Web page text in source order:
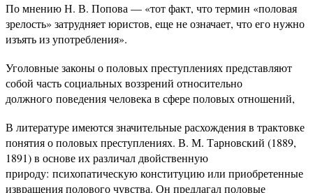
По мнению Н. В. Попова — «тот факт, что термин «половая
зрелость» затрудняет юристов, еще не означает, что его нужно
изъять из употребления».
Уголовные законы о половых преступлениях представляют
собой часть социальных воззрений относительно
должного поведения человека в сфере половых отношений,
В литературе имеются значительные расхождения в трактовке
понятия о половых преступлениях. В. М. Тарновский (1889,
1891) в основе их различал двойственную
природу: психопатическую конституцию или приобретенные
извращения полового чувства. Он предлагал половые